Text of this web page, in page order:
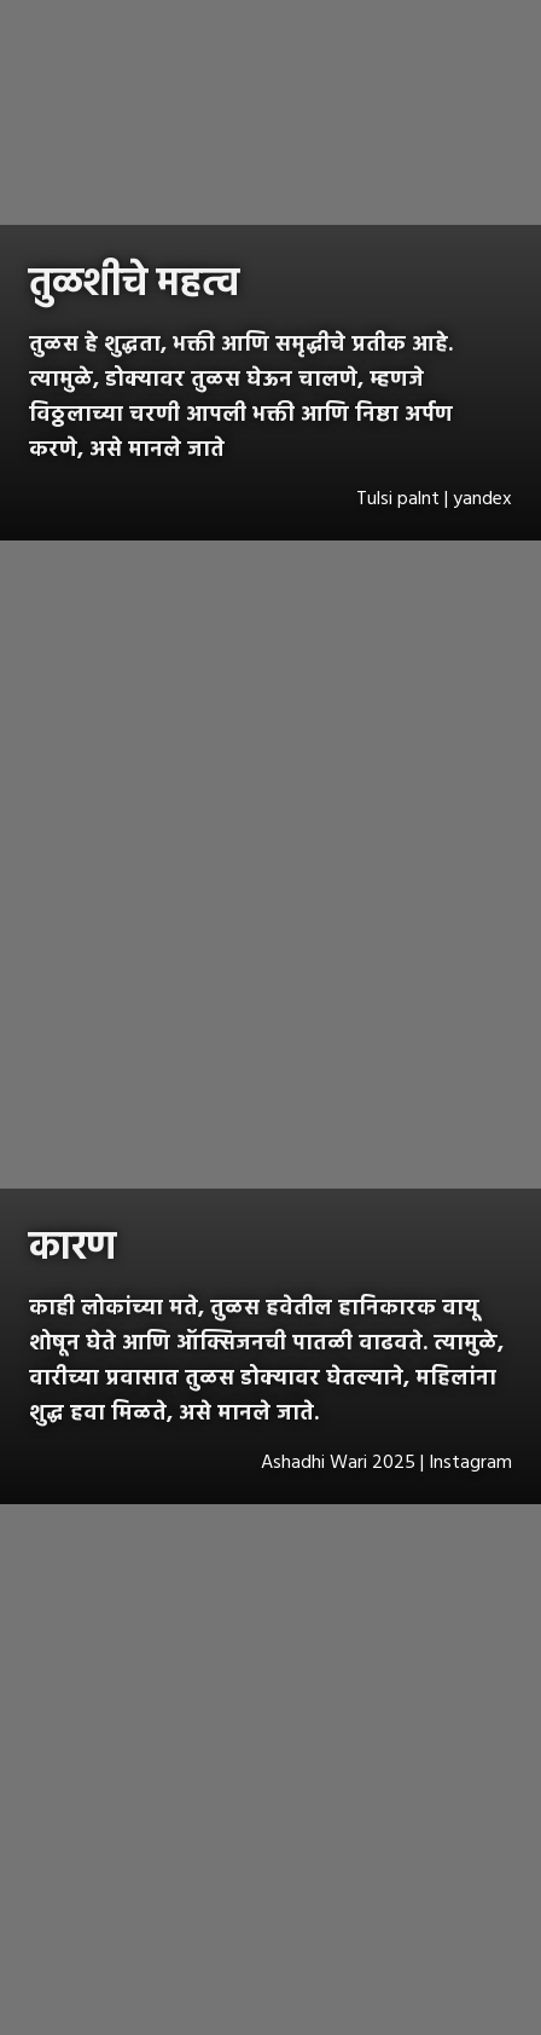
तुळशीचे महत्व
तुळस हे शुद्धता, भक्ती आणि समृद्धीचे प्रतीक आहे.
त्यामुळे, डोक्यावर तुळस घेऊन चालणे, म्हणजे
विठ्ठलाच्या चरणी आपली भक्ती आणि निष्ठा अर्पण
करणे, असे मानले जाते
Tulsi palnt | yandex
कारण
काही लोकांच्या मते, तुळस हवेतील हानिकारक वायू
शोषून घेते आणि ऑक्सिजनची पातळी वाढवते. त्यामुळे,
वारीच्या प्रवासात तुळस डोक्यावर घेतल्याने, महिलांना
शुद्ध हवा मिळते, असे मानले जाते.
Ashadhi Wari 2025 | Instagram